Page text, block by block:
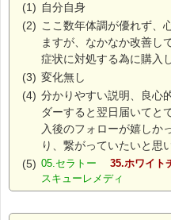
(1) 自分自身
(2) ここ数年体調が優れず、
ますが、なかなか改善し
症状に対処する為に購入
(3) 変化無し
(4) 分かりやすい説明、良心
ダーすると翌日届いてと
入後のフォローが嬉しか
り、繋がっていたいと思
(5) 05.セラトー 35.ホワイト
スキューレメディ